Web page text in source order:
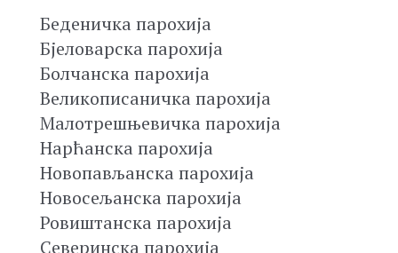
Беденичка парохија
Бјеловарска парохија
Болчанска парохија
Великописаничка парохија
Малотрешњевичка парохија
Нарћанска парохија
Новопављанска парохија
Новосељанска парохија
Ровиштанска парохија
Северинска парохија